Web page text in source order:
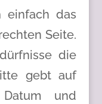
einfach das
Seite.
die
gebt auf
und